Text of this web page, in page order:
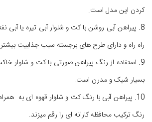
کردن این مدل است.
8. پیراهن آبی روشن با کت و شلوار آبی تیره یا آبی
راه راه و دارای طرح های برجسته سبب جذابیت
9. استفاده از رنگ پیراهن صورتی با کت و شلوار
بسیار شیک و مدرن است.
10. پیراهن آبی با رنگ کت و شلوار قهوه ای به
رنگ ترکیب محافظه کارانه ای را رقم میزند.